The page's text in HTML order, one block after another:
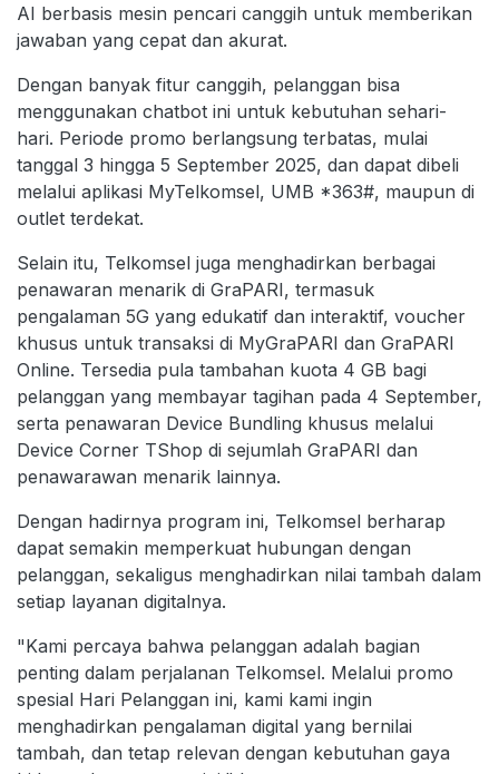
AI berbasis mesin pencari canggih untuk memberikan
jawaban yang cepat dan akurat.
Dengan banyak fitur canggih, pelanggan bisa
menggunakan chatbot ini untuk kebutuhan sehari-
hari. Periode promo berlangsung terbatas, mulai
tanggal 3 hingga 5 September 2025, dan dapat dibeli
melalui aplikasi MyTelkomsel, UMB *363#, maupun di
outlet terdekat.
Selain itu, Telkomsel juga menghadirkan berbagai
penawaran menarik di GraPARI, termasuk
pengalaman 5G yang edukatif dan interaktif, voucher
khusus untuk transaksi di MyGraPARI dan GraPARI
Online. Tersedia pula tambahan kuota 4 GB bagi
pelanggan yang membayar tagihan pada 4 September,
serta penawaran Device Bundling khusus melalui
Device Corner TShop di sejumlah GraPARI dan
penawarawan menarik lainnya.
Dengan hadirnya program ini, Telkomsel berharap
dapat semakin memperkuat hubungan dengan
pelanggan, sekaligus menghadirkan nilai tambah dalam
setiap layanan digitalnya.
"Kami percaya bahwa pelanggan adalah bagian
penting dalam perjalanan Telkomsel. Melalui promo
spesial Hari Pelanggan ini, kami kami ingin
menghadirkan pengalaman digital yang bernilai
tambah, dan tetap relevan dengan kebutuhan gaya